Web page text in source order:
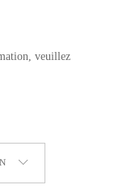
veuillez